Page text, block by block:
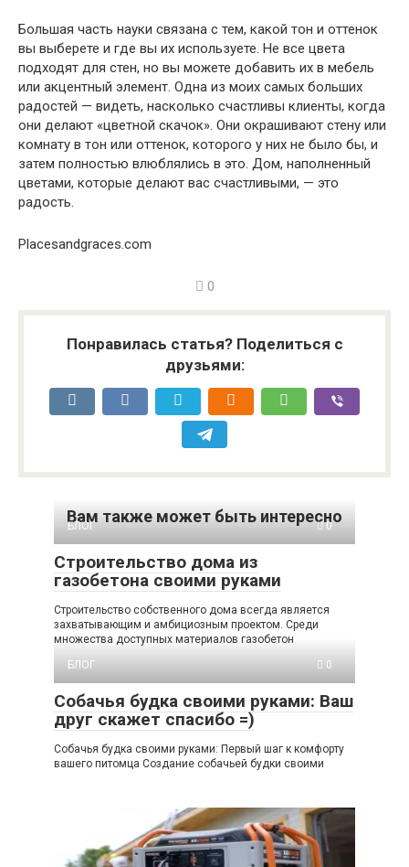
Большая часть науки связана с тем, какой тон и оттенок
вы выберете и где вы их используете. Не все цвета
подходят для стен, но вы можете добавить их в мебель
или акцентный элемент. Одна из моих самых больших
радостей — видеть, насколько счастливы клиенты, когда
они делают «цветной скачок». Они окрашивают стену или
комнату в тон или оттенок, которого у них не было бы, и
затем полностью влюблялись в это. Дом, наполненный
цветами, которые делают вас счастливыми, — это
радость.
Placesandgraces.com
0
Понравилась статья? Поделиться с
друзьями:
Вам также может быть интересно
БЛОГ 0
Строительство дома из
газобетона своими руками
Строительство собственного дома всегда является
захватывающим и амбициозным проектом. Среди
множества доступных материалов газобетон
БЛОГ
0
Собачья будка своими руками: Ваш
друг скажет спасибо =)
Собачья будка своими руками: Первый шаг к комфорту
вашего питомца Создание собачьей будки своими